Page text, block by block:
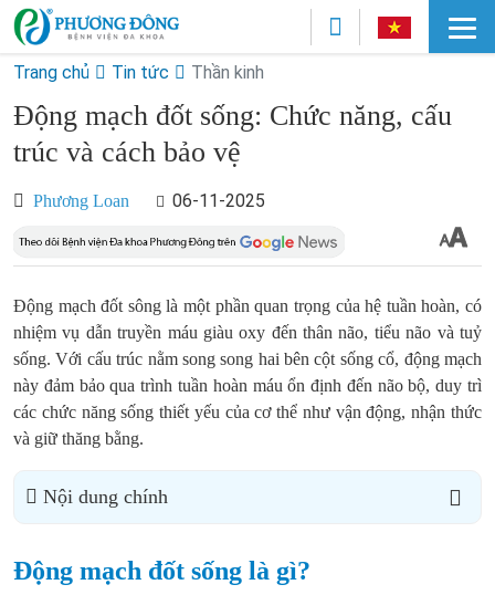
Trang chủ Tin tức Thần kinh
Động mạch đốt sống: Chức năng, cấu
trúc và cách bảo vệ
Phương Loan 06-11-2025
Động mạch đốt sông là một phần quan trọng của hệ tuần hoàn, có
nhiệm vụ dẫn truyền máu giàu oxy đến thân não, tiểu não và tuỷ
sống. Với cấu trúc nằm song song hai bên cột sống cổ, động mạch
này đảm bảo qua trình tuần hoàn máu ổn định đến não bộ, duy trì
các chức năng sống thiết yếu của cơ thể như vận động, nhận thức
và giữ thăng bằng.
Nội dung chính
Động mạch đốt sống là gì?